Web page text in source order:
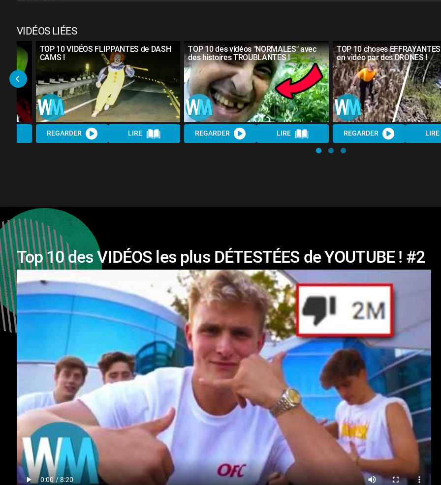
VIDÉOS LIÉES
TOP 10 VIDÉOS FLIPPANTES de DASH
CAMS !
REGARDER LIRE
TOP 10 des vidéos "NORMALES" avec
des histoires TROUBLANTES !
REGARDER LIRE
TOP 10 choses
en vidéo par des DRONES !
REGARDER LIRE
Top 10 des VIDÉOS les plus DÉTESTÉES de YOUTUBE ! #2